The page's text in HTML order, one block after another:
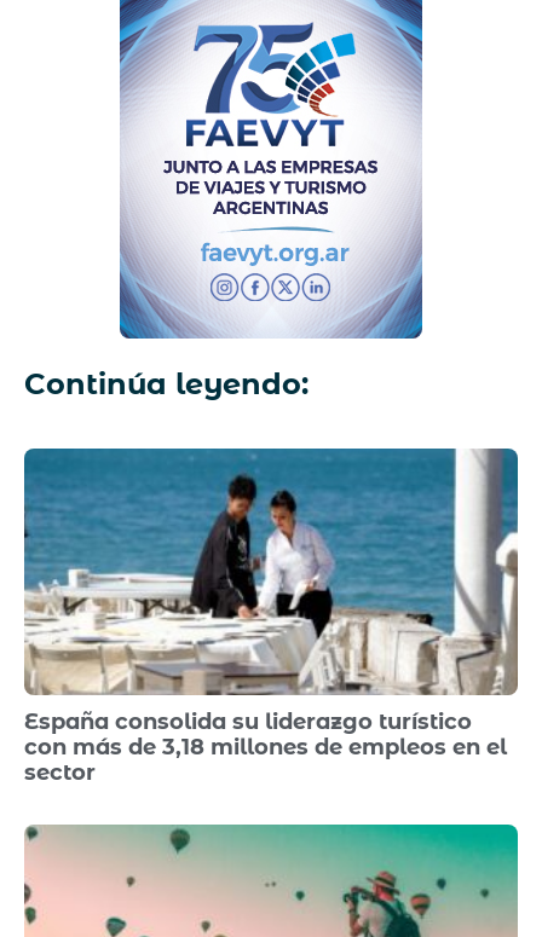
Continúa leyendo:
España consolida su liderazgo turístico
con más de 3,18 millones de empleos en el
sector